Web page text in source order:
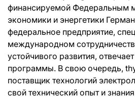
финансируемой Федеральным
экономики и энергетики
федеральное предприятие,
международном
устойчивого развития,
программы. В свою очередь,
поставщик технологий
свой технический опыт и